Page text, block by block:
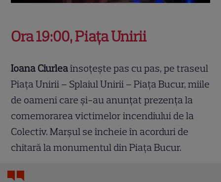
Ora 19:00, Piața Unirii
Ioana Ciurleaînsoțește pas cu pas, pe traseul
Piața Unirii – Splaiul Unirii – Piața Bucur, miile
de oameni care și-au anunțat prezența la
comemorarea victimelor incendiului de la
Colectiv. Marșul se încheie în acorduri de
chitară la monumentul din Piața Bucur.